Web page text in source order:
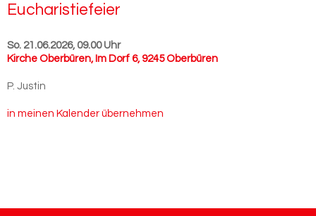
Eu­cha­ris­tie­fei­er
So. 21.06.2026, 09.00 Uhr
Kirche Oberbüren, Im Dorf 6, 9245 Oberbüren
P. Justin
in meinen Kalender übernehmen